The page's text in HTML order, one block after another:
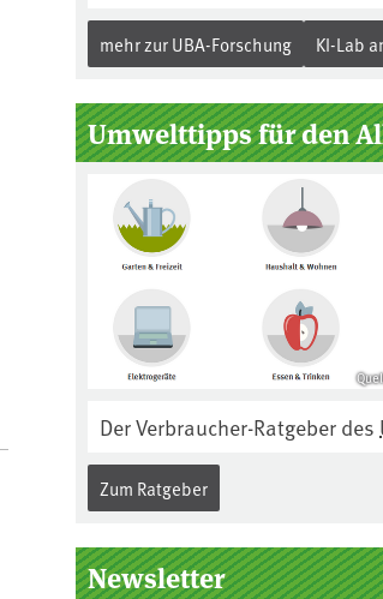
mehr zur UBA-Forschung KI-Lab
Umwelttipps für den
Der Verbraucher-Ratgeber des
Zum Ratgeber
Newsletter